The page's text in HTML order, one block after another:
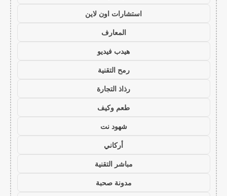
استشارات اون لاين
المعارف
هيدب فيديو
رمح التقنية
رذاذ التجارة
طعم وكيف
شهود نت
أركاني
مباشر التقنية
مدونة صحبة